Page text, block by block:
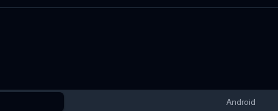
Android